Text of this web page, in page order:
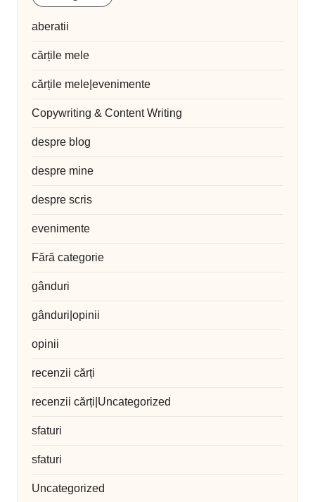
aberatii
cărțile mele
cărțile mele|evenimente
Copywriting & Content Writing
despre blog
despre mine
despre scris
evenimente
Fără categorie
gânduri
gânduri|opinii
opinii
recenzii cărți
recenzii cărți|Uncategorized
sfaturi
sfaturi
Uncategorized